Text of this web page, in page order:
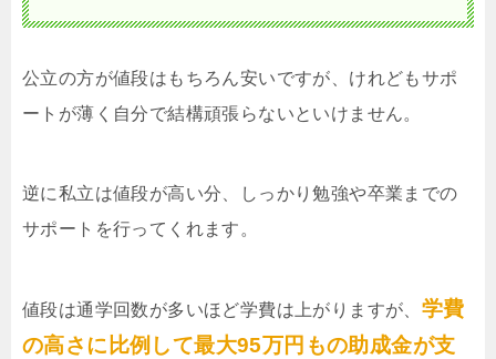
公立の方が値段はもちろん安いですが、けれどもサポ
ートが薄く自分で結構頑張らないといけません。
逆に私立は値段が高い分、しっかり勉強や卒業までの
サポートを行ってくれます。
値段は通学回数が多いほど学費は上がりますが、 学費
の高さに比例して最大95万円もの助成金が支